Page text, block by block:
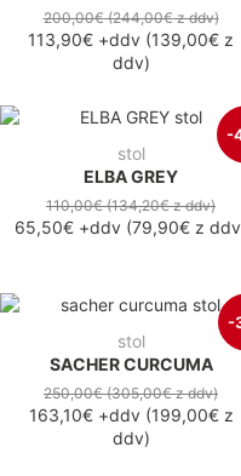
200,00€(244,00€z ddv)
113,90€ +ddv (139,00€ z
ddv)
-
stol
ELBA GREY
110,00€(134,20€z ddv)
65,50€ +ddv (79,90€ z ddv
-
stol
SACHER CURCUMA
250,00€(305,00€z ddv)
163,10€+ddv(199,00€z
ddv)